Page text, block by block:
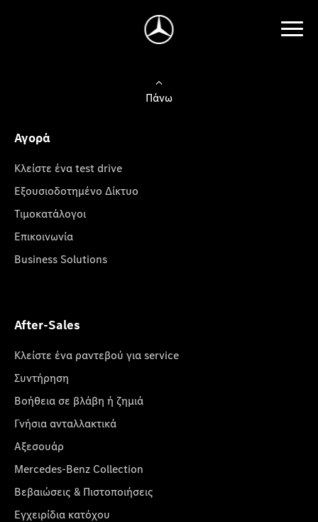
Πάνω
Αγορά
Κλείστε ένα test drive
Εξουσιοδοτημένο Δίκτυο
Τιμοκατάλογοι
Επικοινωνία
Business Solutions
After-Sales
Κλείστε ένα ραντεβού για service
Συντήρηση
Βοήθεια σε βλάβη ή ζημιά
Γνήσια ανταλλακτικά
Αξεσουάρ
Mercedes-Benz Collection
Βεβαιώσεις & Πιστοποιήσεις
Εγχειρίδια κατόχου